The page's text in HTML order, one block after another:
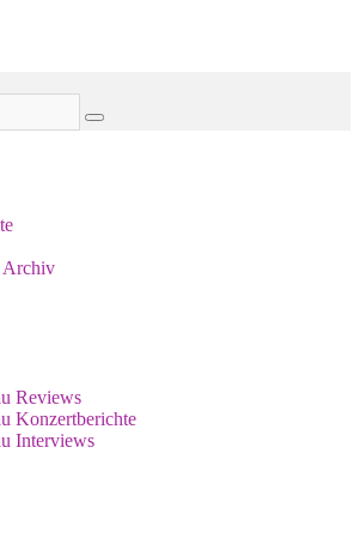
Archiv
Reviews
Konzertberichte
Interviews